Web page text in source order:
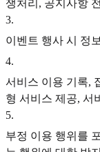
쟁처리, 공지사항
3.
이벤트 행사 시 정
4.
서비스 이용 기록,
형 서비스 제공, 서
5.
부정 이용 행위를